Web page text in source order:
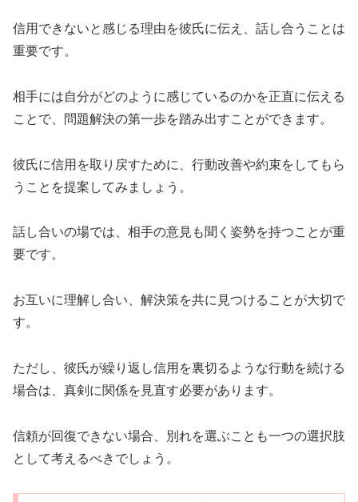
信用できないと感じる理由を彼氏に伝え、話し合うことは
重要です。
相手には自分がどのように感じているのかを正直に伝える
ことで、問題解決の第一歩を踏み出すことができます。
彼氏に信用を取り戻すために、行動改善や約束をしてもら
うことを提案してみましょう。
話し合いの場では、相手の意見も聞く姿勢を持つことが重
要です。
お互いに理解し合い、解決策を共に見つけることが大切で
す。
ただし、彼氏が繰り返し信用を裏切るような行動を続ける
場合は、真剣に関係を見直す必要があります。
信頼が回復できない場合、別れを選ぶことも一つの選択肢
として考えるべきでしょう。